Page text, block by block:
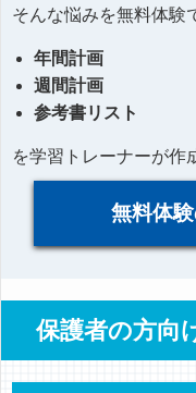
そんな悩みを無料体験
年間計画
週間計画
参考書リスト
を学習トレーナーが作
無料体
保護者の方向